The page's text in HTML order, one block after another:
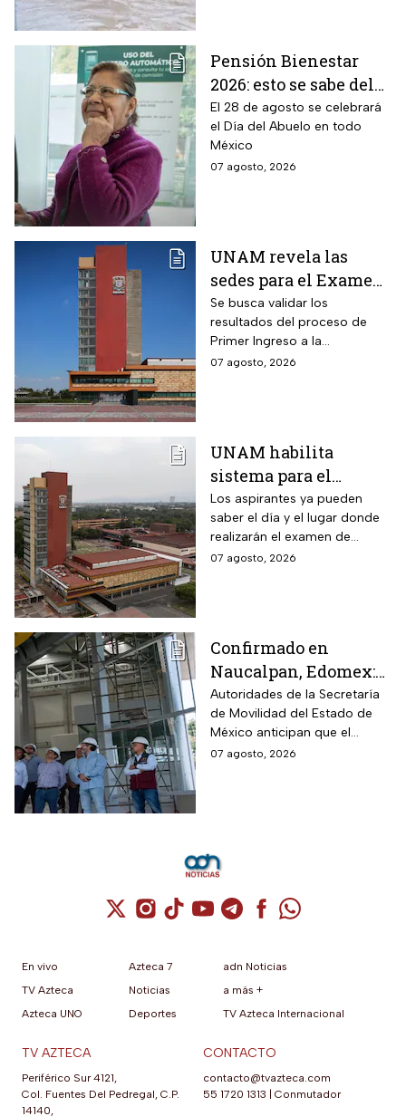
Pensión Bienestar
2026: esto se sabe del
pago por el Día del
Abuelo en agosto
El 28 de agosto se celebrará
el Día del Abuelo en todo
México
07 agosto, 2026
UNAM revela las
sedes para el Examen
de control 2026;
consulta dónde será
Se busca validar los
resultados del proceso de
Primer Ingreso a la
Licenciatura luego de
07 agosto, 2026
UNAM habilita
sistema para el
examen de control: así
puedes consultar
fecha, hora y sede
Los aspirantes ya pueden
saber el día y el lugar donde
realizarán el examen de
control de forma presencial
07 agosto, 2026
Confirmado en
Naucalpan, Edomex:
la Línea 3 del
Mexicable llega al
71,4% de avance y
anuncian cuándo
Autoridades de la Secretaría
de Movilidad del Estado de
México anticipan que el
transporte teleférico reducirá
07 agosto, 2026
Cuenta de X / Twitter (se abre en una
Cuenta de Instagram (se abre en una
Cuenta de TikTok (se abre en
Cuenta de YouTube (se abre
Cuenta de Telegram (se
Cuenta de
Cuenta de
En vivo
TV Azteca
Azteca UNO
Azteca 7
Noticias
Deportes
adn Noticias
a más +
TV Azteca Internacional
TV AZTECA
Periférico Sur 4121,
Col. Fuentes Del Pedregal, C.P.
14140,
CONTACTO
contacto@tvazteca.com
55 1720 1313
Conmutador